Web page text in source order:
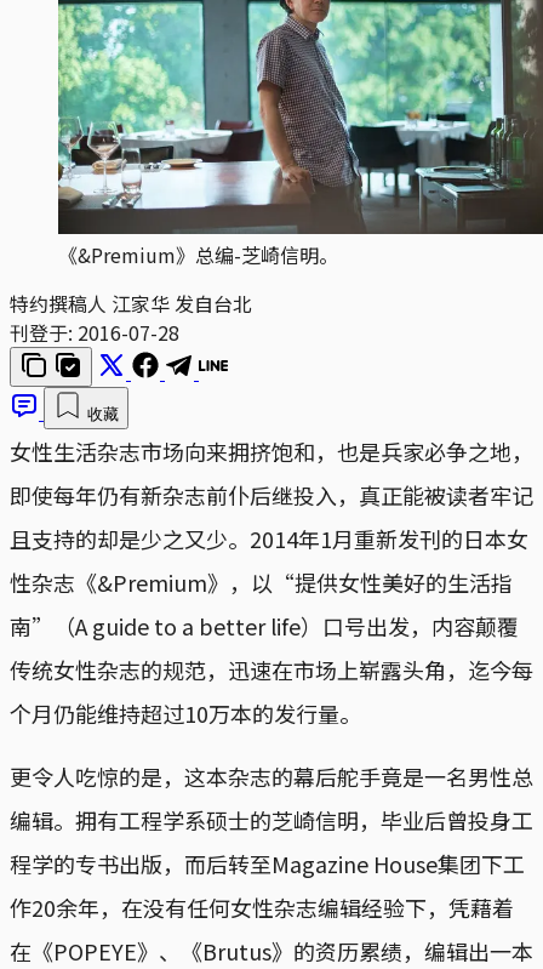
《&Premium》总编-芝崎信明。
特约撰稿人 江家华 发自台北
刊登于: 2016-07-28
收藏
女性生活杂志市场向来拥挤饱和，也是兵家必争之地，
即使每年仍有新杂志前仆后继投入，真正能被读者牢记
且支持的却是少之又少。2014年1月重新发刊的日本女
性杂志《&Premium》，以“提供女性美好的生活指
南”（A guide to a better life）口号出发，内容颠覆
传统女性杂志的规范，迅速在市场上崭露头角，迄今每
个月仍能维持超过10万本的发行量。
更令人吃惊的是，这本杂志的幕后舵手竟是一名男性总
编辑。拥有工程学系硕士的芝崎信明，毕业后曾投身工
程学的专书出版，而后转至Magazine House集团下工
作20余年，在没有任何女性杂志编辑经验下，凭藉着
在《POPEYE》、《Brutus》的资历累绩，编辑出一本